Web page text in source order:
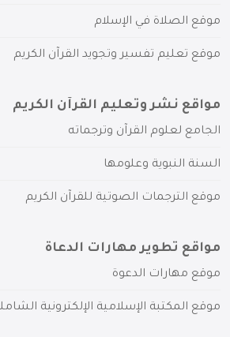
موقع الصلاة في الإسلام
موقع تعليم تفسير وتجويد القرآن الكريم
مواقع نشر وتعليم القرآن الكريم
الجامع لعلوم القرآن وترجماته
السنة النبوية وعلومها
موقع الترجمات الصوتية للقرآن الكريم
مواقع تطوير مهارات الدعاة
موقع مهارات الدعوة
موقع المكتبة الإسلامية الإلكترونية